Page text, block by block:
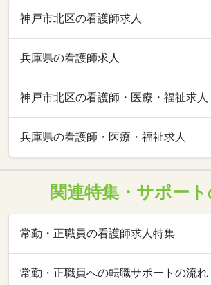
神戸市北区の看護師求人
兵庫県の看護師求人
神戸市北区の看護師・医療・福祉求人
兵庫県の看護師・医療・福祉求人
関連特集・サポー
常勤・正職員の看護師求人特集
常勤・正職員への転職サポートの流れ